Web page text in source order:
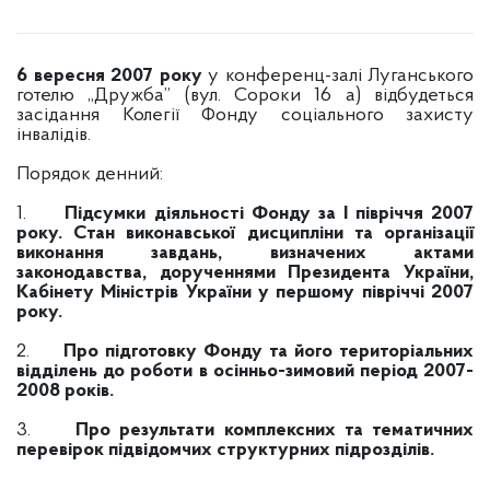
6 вересня 2007 року у конференц-залі Луганського
готелю „Дружба” (вул. Сороки 16 а) відбудеться
засідання Колегії Фонду соціального захисту
інвалідів.
Порядок денний:
1.
Підсумки діяльності Фонду за І півріччя 2007
року. Стан виконавської дисципліни та організації
виконання завдань, визначених актами
законодавства, дорученнями Президента України,
Кабінету Міністрів України у першому півріччі 2007
року.
2.
Про підготовку Фонду та його територіальних
відділень до роботи в осінньо-зимовий період 2007-
2008 років.
3.
Про результати комплексних та тематичних
перевірок підвідомчих структурних підрозділів.